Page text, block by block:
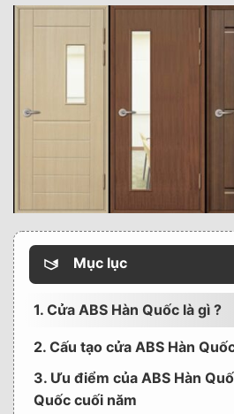
Mục lục
1. Cửa ABS Hàn Quốc là gì ?
2. Cấu tạo cửa ABS Hàn
3. Ưu điểm của ABS Hàn
Quốc cuối năm